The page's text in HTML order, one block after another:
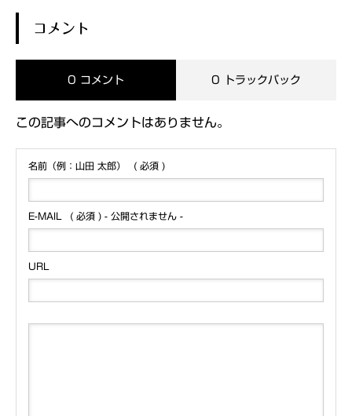
コメント
0 コメント 0 トラックバック
この記事へのコメントはありません。
名前（例：山田 太郎） ( 必須 )
E-MAIL ( 必須 ) - 公開されません -
URL